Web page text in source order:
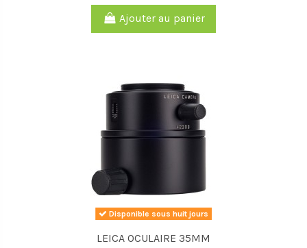
Ajouter au panier
Disponible sous huit jours
LEICA OCULAIRE 35MM